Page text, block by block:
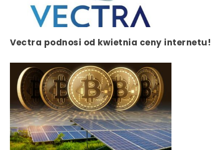
Vectra podnosi od kwietnia ceny internetu!